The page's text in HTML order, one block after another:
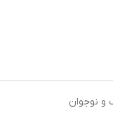
و نوجوان